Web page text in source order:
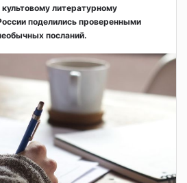
литературному
поделились проверенными
посланий.